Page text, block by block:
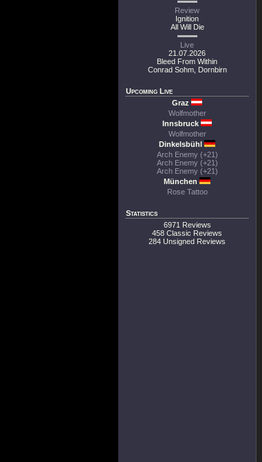
Review
Ignition
All Will Die
Live
21.07.2026
Bleed From Within
Conrad Sohm, Dornbirn
Upcoming Live
Graz
Wolfmother
Innsbruck
Wolfmother
Dinkelsbühl
Arch Enemy (+21)
Arch Enemy (+21)
Arch Enemy (+21)
München
Rose Tattoo
Statistics
6971 Reviews
458 Classic Reviews
284 Unsigned Reviews